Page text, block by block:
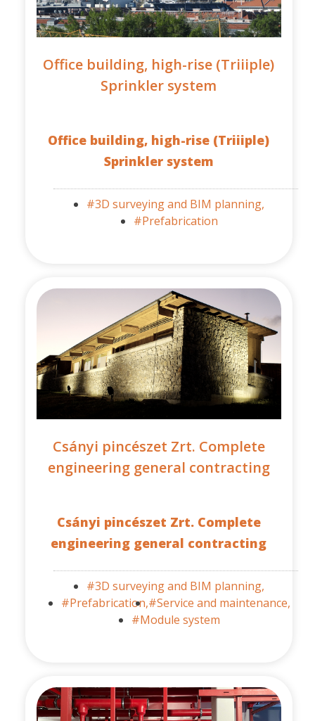
Office building, high-rise (Triiiple)
Sprinkler system
Office building, high-rise (Triiiple)
Sprinkler system
#3D surveying and BIM planning,
#Prefabrication
Csányi pincészet Zrt. Complete
engineering general contracting
Csányi pincészet Zrt. Complete
engineering general contracting
#3D surveying and BIM planning,
#Prefabrication,#Service and maintenance,
#Module system